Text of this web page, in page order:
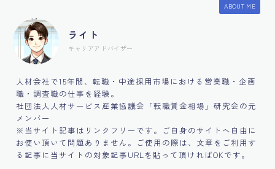
ABOUT ME
ライト
キャリアアドバイザー
人材会社で15年間、転職・中途採用市場における営業職・企画
職・調査職の仕事を経験。
社団法人人材サービス産業協議会「転職賃金相場」研究会の元
メンバー
※当サイト記事はリンクフリーです。ご自身のサイトへ自由に
お使い頂いて問題ありません。ご使用の際は、文章をご利用す
る記事に当サイトの対象記事URLを貼って頂ければOKです。